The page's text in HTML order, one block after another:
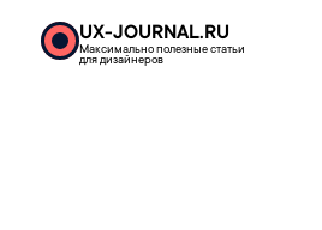
UX-JOURNAL.RU
Максимально полезные статьи
для дизайнеров